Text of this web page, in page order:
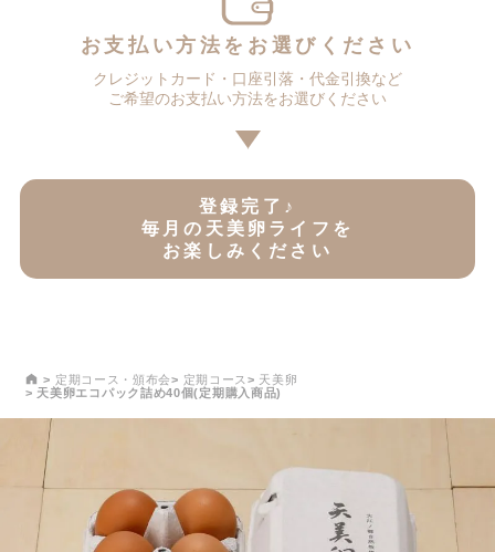
お支払い方法をお選びください
クレジットカード・口座引落・代金引換など
ご希望のお支払い方法をお選びください
登録完了♪
毎月の天美卵ライフを
お楽しみください
定期コース・頒布会 定期コース
天美卵
天美卵エコパック詰め40個(定期購入商品)